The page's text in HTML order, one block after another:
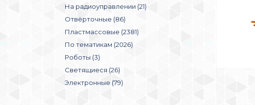
На радиоуправлении (21)
Отвёрточные (86)
Пластмассовые (2381)
По тематикам (2026)
Роботы (3)
Светящиеся (26)
Электронные (79)